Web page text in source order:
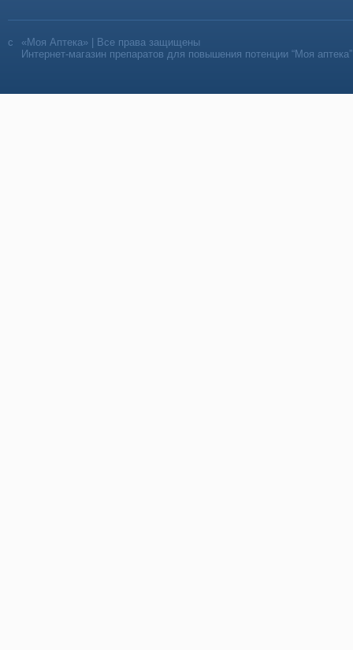
«Моя Аптека» | Все права защищены
Интернет-магазин препаратов для повышения потенции “Моя